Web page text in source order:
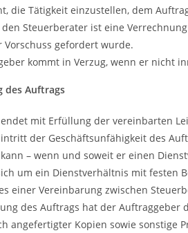
die Tätigkeit einzustellen, dem
den Steuerberater ist eine
Vorschuss gefordert wurde.
kommt in Verzug, wenn er nicht
des Auftrags
mit Erfüllung der vereinbarten
der Geschäftsunfähigkeit des
– wenn und soweit er einen
um ein Dienstverhältnis mit festen
einer Vereinbarung zwischen
des Auftrags hat der
angefertigter Kopien sowie sonstige